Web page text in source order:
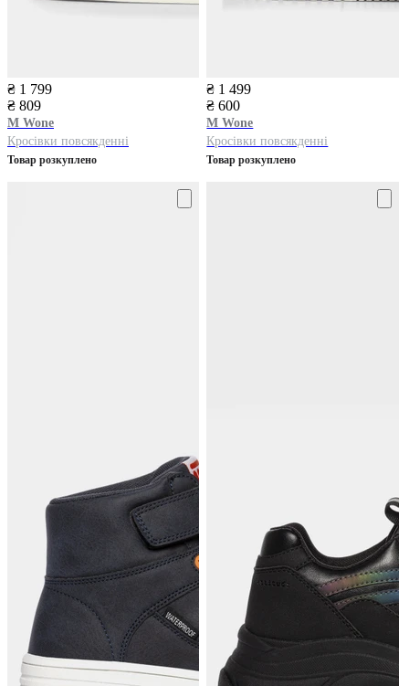
₴ 1 799
₴ 809
M Wone
Кросівки повсякденні
Товар розкуплено
₴ 1 499
₴ 600
M Wone
Кросівки повсякденні
Товар розкуплено